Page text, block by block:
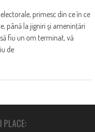
primesc din ce în ce
până la jigniri şi ameninţări
fiu un om terminat, vă
de
PLACE: